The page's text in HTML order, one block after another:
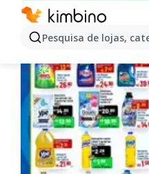
Pesquisa de lojas,